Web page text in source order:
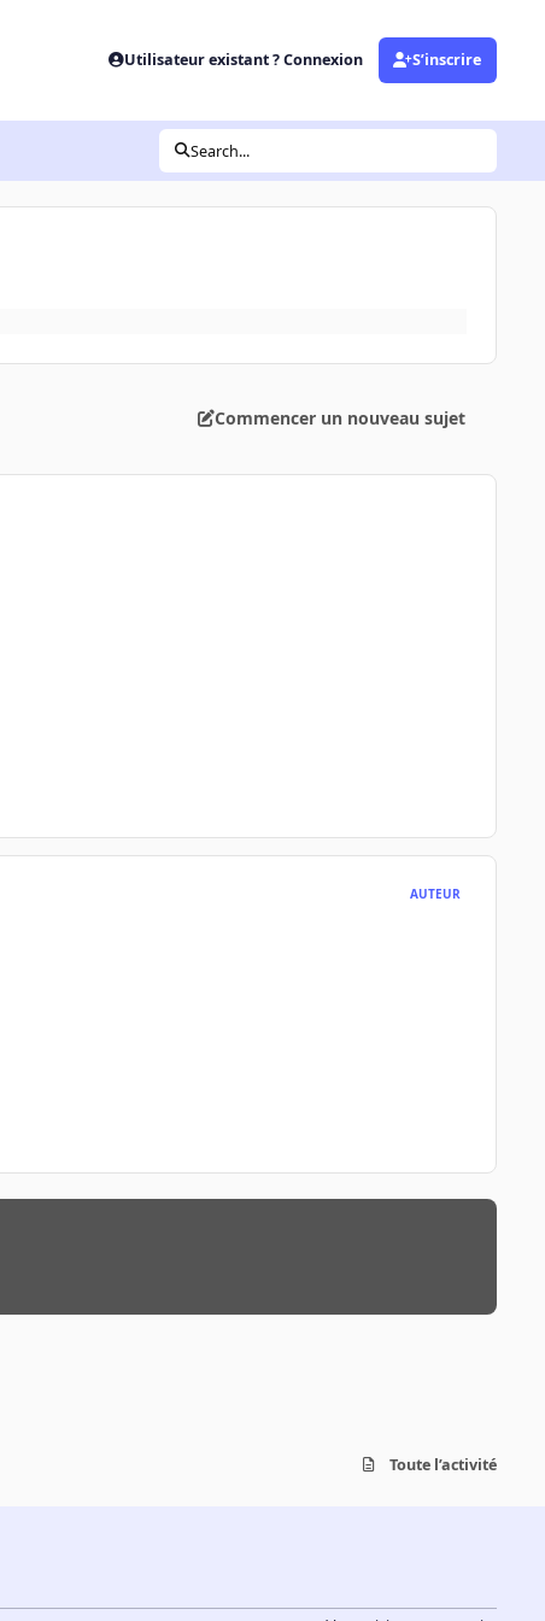
Utilisateur existant ? Connexion S’inscrire
Search...
Commencer un nouveau sujet
AUTEUR
Toute l’activité